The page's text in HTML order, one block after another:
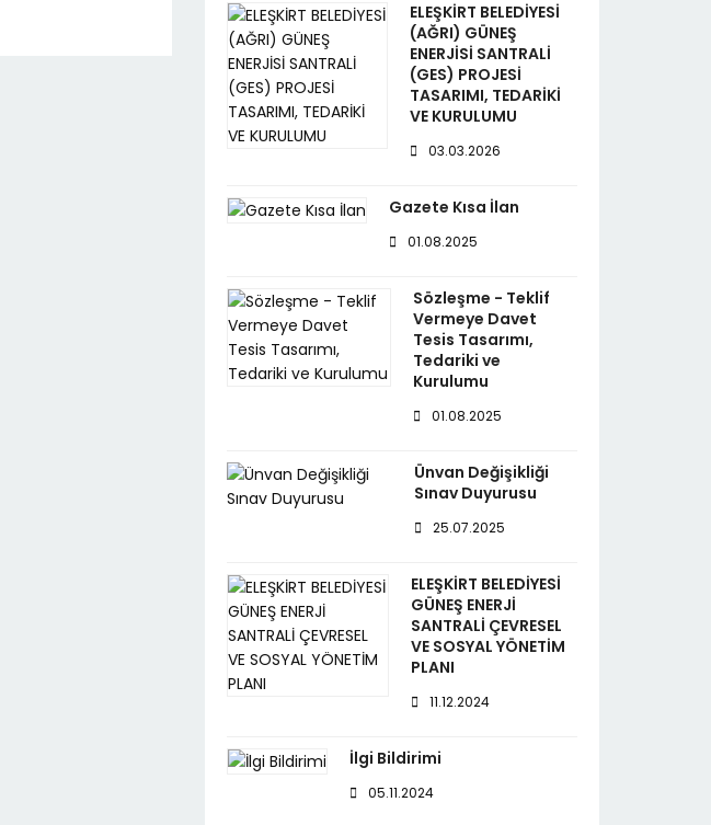
ELEŞKİRT BELEDİYESİ
(AĞRI) GÜNEŞ
ENERJİSİ SANTRALİ
(GES) PROJESİ
TASARIMI, TEDARİKİ
VE KURULUMU
03.03.2026
Gazete Kısa İlan
01.08.2025
Sözleşme - Teklif
Vermeye Davet
Tesis Tasarımı,
Tedariki ve
Kurulumu
01.08.2025
Ünvan Değişikliği
Sınav Duyurusu
25.07.2025
ELEŞKİRT BELEDİYESİ
GÜNEŞ ENERJİ
SANTRALİ ÇEVRESEL
VE SOSYAL YÖNETİM
PLANI
11.12.2024
İlgi Bildirimi
05.11.2024